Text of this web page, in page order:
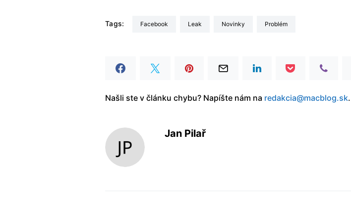
Tags: Facebook leak Novinky Problém
Našli ste v článku chybu? Napíšte nám na redakcia@macblog.sk.
Jan Pilař